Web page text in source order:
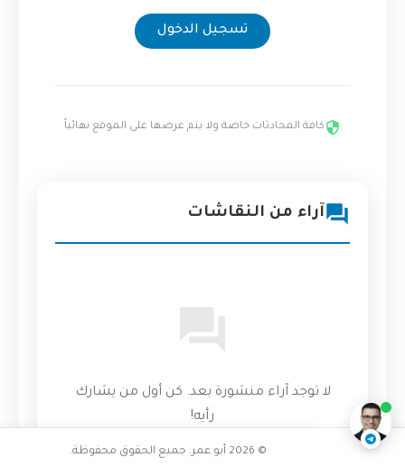
تسجيل الدخول
كافة المحادثات خاصة ولا يتم عرضها على الموقع نهائياً
آراء من النقاشات
لا توجد آراء منشورة بعد. كن أول من يشارك
رأيه!
© 2026 أبو عمر. جميع الحقوق محفوظة.